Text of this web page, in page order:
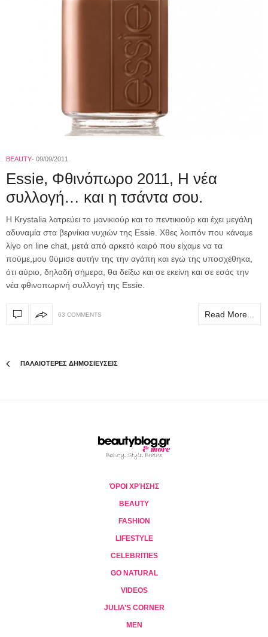
BEAUTY 09/09/2011
Essie, Φθινόπωρο 2011, Η νέα
συλλογή… και η τσάντα σου.
H Krystalia λατρεύει το μανικιούρ και το πεντικιούρ και έχει μεγάλη
αδυναμία στα βερνίκια νυχιών της Essie. Χθες λοιπόν που κάναμε
λίγο on line chat, μετά από αρκετό καιρό που είχαμε να τα
πούμε,μου θύμισε αυτήν της την αγάπη και εγώ της υποσχέθηκα,
ότι αύριο, δηλαδή σήμερα, θα δείξω και σε εκείνη και σε εσάς την
νέα φθινοπωρινή συλλογή της Essie.
63 COMMENTS Read More...
ΠΑΛΑΙΟΤΕΡΕΣ ΔΗΜΟΣΙΕΥΣΕΙΣ
ΌΡΟΙ ΧΡΉΣΗΣ
BEAUTY
FASHION
LIFESTYLE
CELEBRITIES
GO NATURAL
VIDEOS
JULIA’S CORNER
MEN